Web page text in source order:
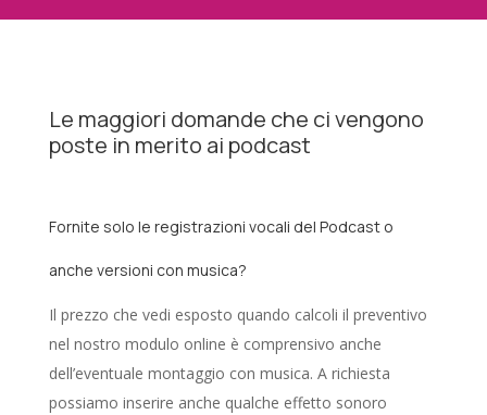
Le maggiori domande che ci vengono
poste in merito ai podcast
Fornite solo le registrazioni vocali del Podcast o
anche versioni con musica?
Il prezzo che vedi esposto quando calcoli il preventivo
nel nostro modulo online è comprensivo anche
dell’eventuale montaggio con musica. A richiesta
possiamo inserire anche qualche effetto sonoro